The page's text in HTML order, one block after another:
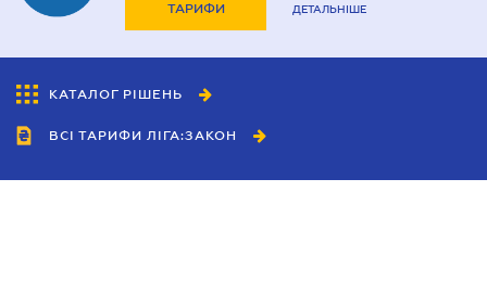
ТАРИФИ ДЕТАЛЬНІШЕ
КАТАЛОГ РІШЕНЬ
ВСІ ТАРИФИ ЛІГА:ЗАКОН